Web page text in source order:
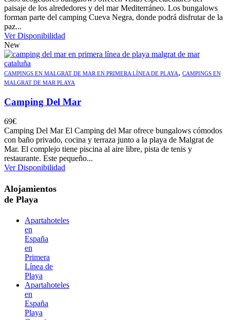
paisaje de los alrededores y del mar Mediterráneo. Los bungalows
forman parte del camping Cueva Negra, donde podrá disfrutar de la
paz...
Ver Disponibilidad
New
CAMPINGS EN MALGRAT DE MAR EN PRIMERA LÍNEA DE PLAYA, CAMPINGS EN
MALGRAT DE MAR PLAYA
Camping Del Mar
69€
Camping Del Mar El Camping del Mar ofrece bungalows cómodos
con baño privado, cocina y terraza junto a la playa de Malgrat de
Mar. El complejo tiene piscina al aire libre, pista de tenis y
restaurante. Este pequeño...
Ver Disponibilidad
Alojamientos
de Playa
Apartahoteles
en
España
en
Primera
Línea de
Playa
Apartahoteles
en
España
Playa